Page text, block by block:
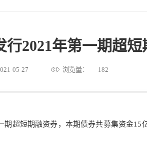
2021年第一期超短
05-27 浏览量： 182
超短期融资券，本期债券共募集资金15